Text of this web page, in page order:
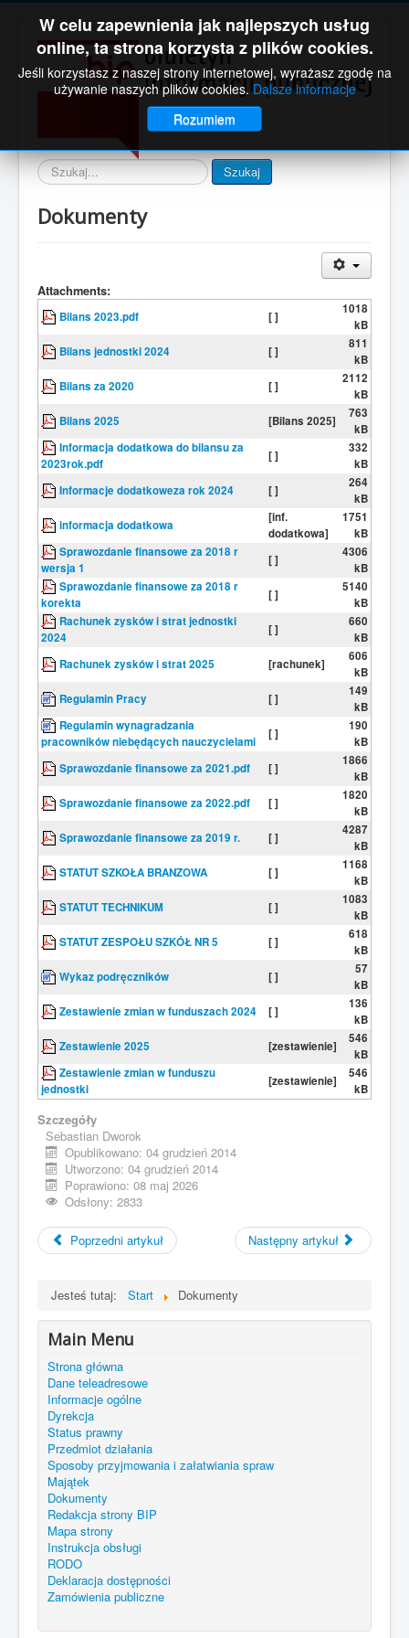
Wyszukaj Szukaj
Dokumenty
Attachments:
Bilans 2023.pdf [ ]
1018
kB
Bilans jednostki 2024
[ ]
811
kB
Bilans za 2020
[ ]
2112
kB
Bilans 2025
[Bilans 2025]
763
kB
Informacja dodatkowa do bilansu za
2023rok.pdf
[ ]
332
kB
Informacje dodatkoweza rok 2024
[ ]
264
kB
informacja dodatkowa
[inf.
dodatkowa]
1751
kB
Sprawozdanie finansowe za 2018 r
wersja 1
[ ]
4306
kB
Sprawozdanie finansowe za 2018 r
korekta
[ ]
5140
kB
Rachunek zysków i strat jednostki
2024
[ ]
660
kB
Rachunek zysków i strat 2025
[rachunek]
606
kB
Regulamin Pracy
[ ]
149
kB
Regulamin wynagradzania
pracowników niebędących nauczycielami
[ ]
190
kB
Sprawozdanie finansowe za 2021.pdf
[ ]
1866
kB
Sprawozdanie finansowe za 2022.pdf
[ ]
1820
kB
Sprawozdanie finansowe za 2019 r.
[ ]
4287
kB
STATUT SZKOŁA BRANZOWA
[ ]
1168
kB
STATUT TECHNIKUM
[ ]
1083
kB
STATUT ZESPOŁU SZKÓŁ NR 5
[ ]
618
kB
Wykaz podręczników
[ ]
57
kB
Zestawienie zmian w funduszach 2024
[ ]
136
kB
Zestawienie 2025
[zestawienie]
546
kB
Zestawienie zmian w funduszu
jednostki
[zestawienie]
546
kB
Szczegóły
Sebastian Dworok
Opublikowano: 04 grudzień 2014
Utworzono: 04 grudzień 2014
Poprawiono: 08 maj 2026
Odsłony: 2833
Poprzedni artykuł Następny artykuł
Jesteś tutaj: Start Dokumenty
Main Menu
Strona główna
Dane teleadresowe
Informacje ogólne
Dyrekcja
Status prawny
Przedmiot działania
Sposoby przyjmowania i załatwiania spraw
Majątek
Dokumenty
Redakcja strony BIP
Mapa strony
Instrukcja obsługi
RODO
Deklaracja dostępności
Zamówienia publiczne
W celu zapewnienia jak najlepszych usług
online, ta strona korzysta z plików cookies.
Jeśli korzystasz z naszej strony internetowej, wyrażasz zgodę na
używanie naszych plików cookies.Dalsze informacje
Rozumiem